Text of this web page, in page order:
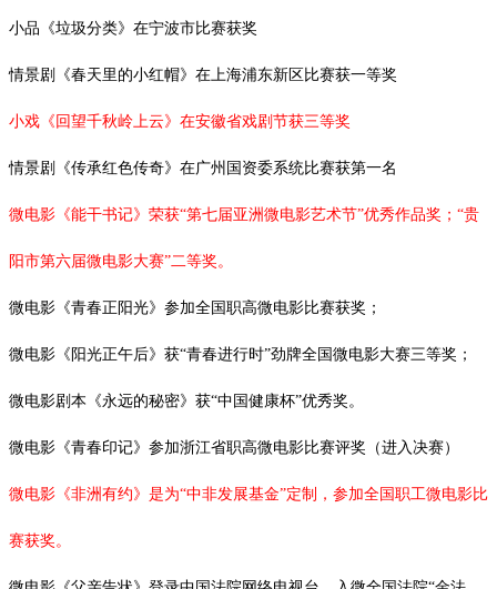
小品《垃圾分类》在宁波市比赛获奖
情景剧《春天里的小红帽》在上海浦东新区比赛获一等奖
小戏《回望千秋岭上云》在安徽省戏剧节获三等奖
情景剧《传承红色传奇》在广州国资委系统比赛获第一名
微电影《能干书记》荣获“第七届亚洲微电影艺术节”优秀作品奖；“贵
阳市第六届微电影大赛”二等奖。
微电影《青春正阳光》参加全国职高微电影比赛获奖；
微电影《阳光正午后》获“青春进行时”劲牌全国微电影大赛三等奖；
微电影剧本《永远的秘密》获“中国健康杯”优秀奖。
微电影《青春印记》参加浙江省职高微电影比赛评奖（进入决赛）
微电影《非洲有约》是为“中非发展基金”定制，参加全国职工微电影比
赛获奖。